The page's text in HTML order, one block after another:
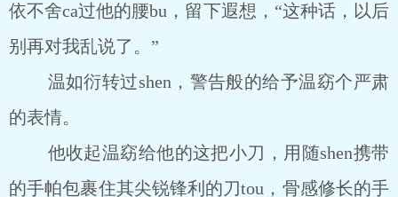
依不舍ca过他的腰bu，留下遐想，“这种话，以后
别再对我乱说了。”
温如衍转过shen，警告般的给予温窈个严肃
的表情。
他收起温窈给他的这把小刀，用随shen携带
的手帕包裹住其尖锐锋利的刀tou，骨感修长的手